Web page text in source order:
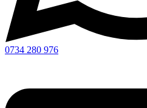
0734 280 976